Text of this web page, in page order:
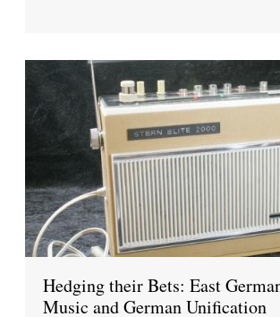
Hedging their Bets: East
Music and German Unification